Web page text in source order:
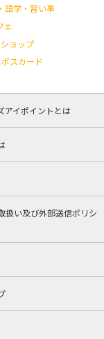
語学・習い事
ェ
ョップ
スカード
アイポイントとは
扱い及び外部送信ポリシ